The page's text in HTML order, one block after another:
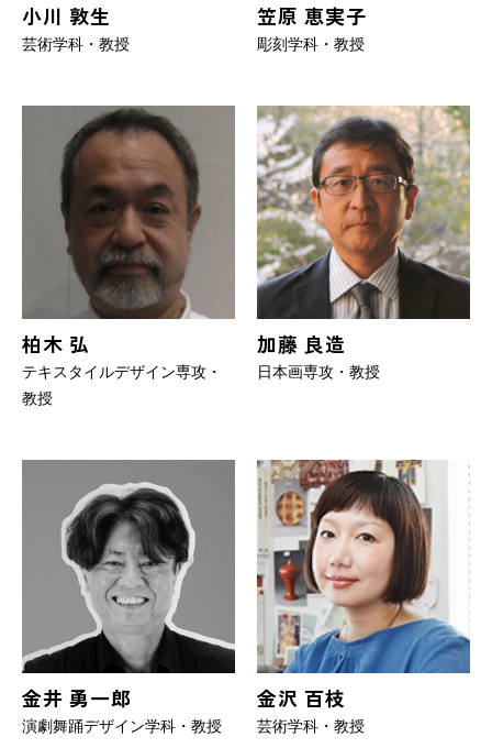
小川 敦生
芸術学科・教授
笠原 恵実子
彫刻学科・教授
柏木 弘
テキスタイルデザイン専攻・
教授
加藤 良造
日本画専攻・教授
金井 勇一郎
演劇舞踊デザイン学科・教授
金沢 百枝
芸術学科・教授